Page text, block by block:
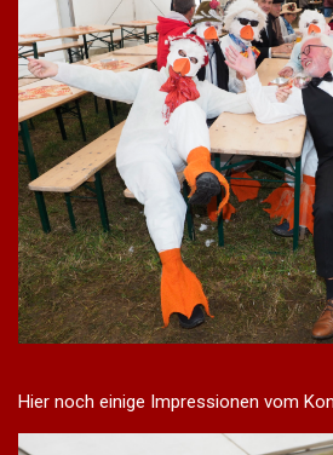
Hier noch einige Impressionen vom